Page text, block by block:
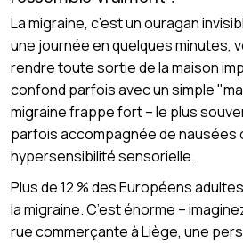
La migraine, c’est un ouragan
une journée en quelques minutes,
rendre toute sortie de la maison
confond parfois avec un simple
migraine frappe fort – le plus
parfois accompagnée de nausées
hypersensibilité sensorielle.
Plus de 12 % des Européens
la migraine. C’est énorme –
rue commerçante à Liège, une